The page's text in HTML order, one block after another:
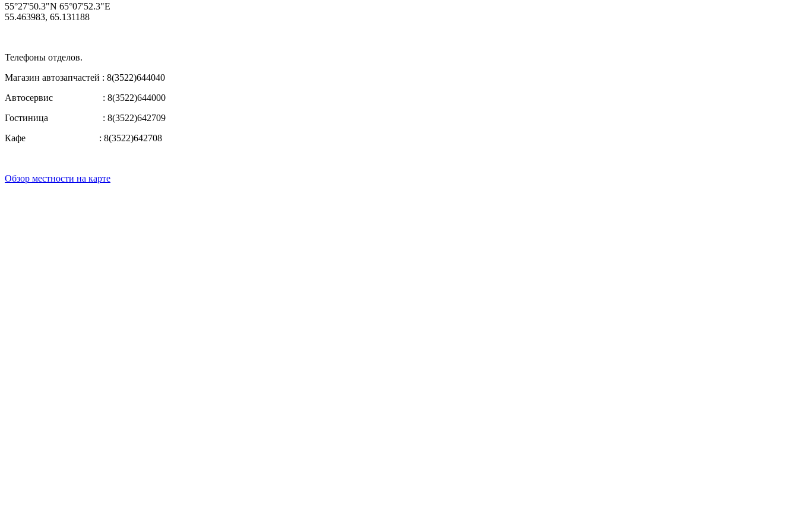
55°27'50.3"N 65°07'52.3"E
55.463983, 65.131188
Телефоны отделов.
Магазин автозапчастей : 8(3522)644040
Автосервис : 8(3522)644000
Гостиница : 8(3522)642709
Кафе : 8(3522)642708
Обзор местности на карте